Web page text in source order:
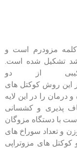
کلمه مزودرم است و
تشکیل شده است.
از دو
این روش کوکتل های
درمان را در این لایه
پذیری و کشسانی
با دستگاه مزوگان
و تعداد سوراخ های
های مزوتراپی